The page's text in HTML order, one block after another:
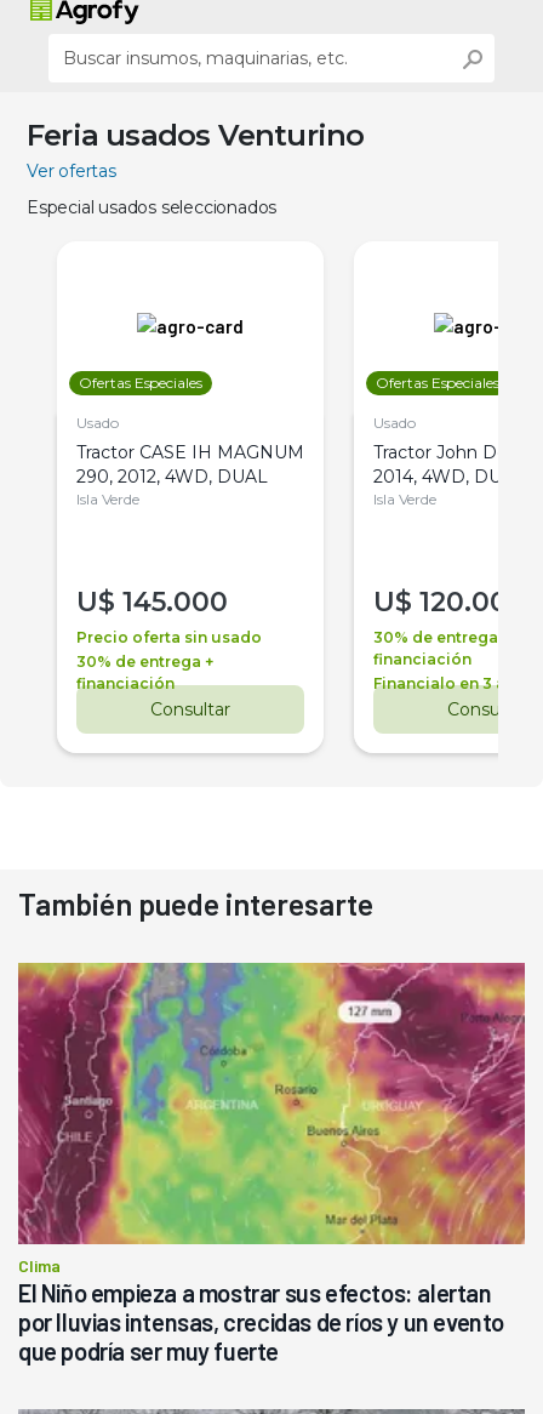
Feria usados Venturino
Ver ofertas
Especial usados seleccionados
Ofertas Especiales
Usado
Tractor CASE IH MAGNUM
290, 2012, 4WD, DUAL
Isla Verde
U$ 145.000
Precio oferta sin usado
30% de entrega +
financiación
Consultar
Ofertas Especiales
Usado
Tractor John Deere
2014, 4WD, DUAL
Isla Verde
U$ 120.000
30% de entrega +
financiación
Financialo en 3 años
Consultar
También puede interesarte
Clima
El Niño empieza a mostrar sus efectos: alertan
por lluvias intensas, crecidas de ríos y un evento
que podría ser muy fuerte